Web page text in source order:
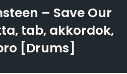
– Save Our
tab, akkordok,
[Drums]